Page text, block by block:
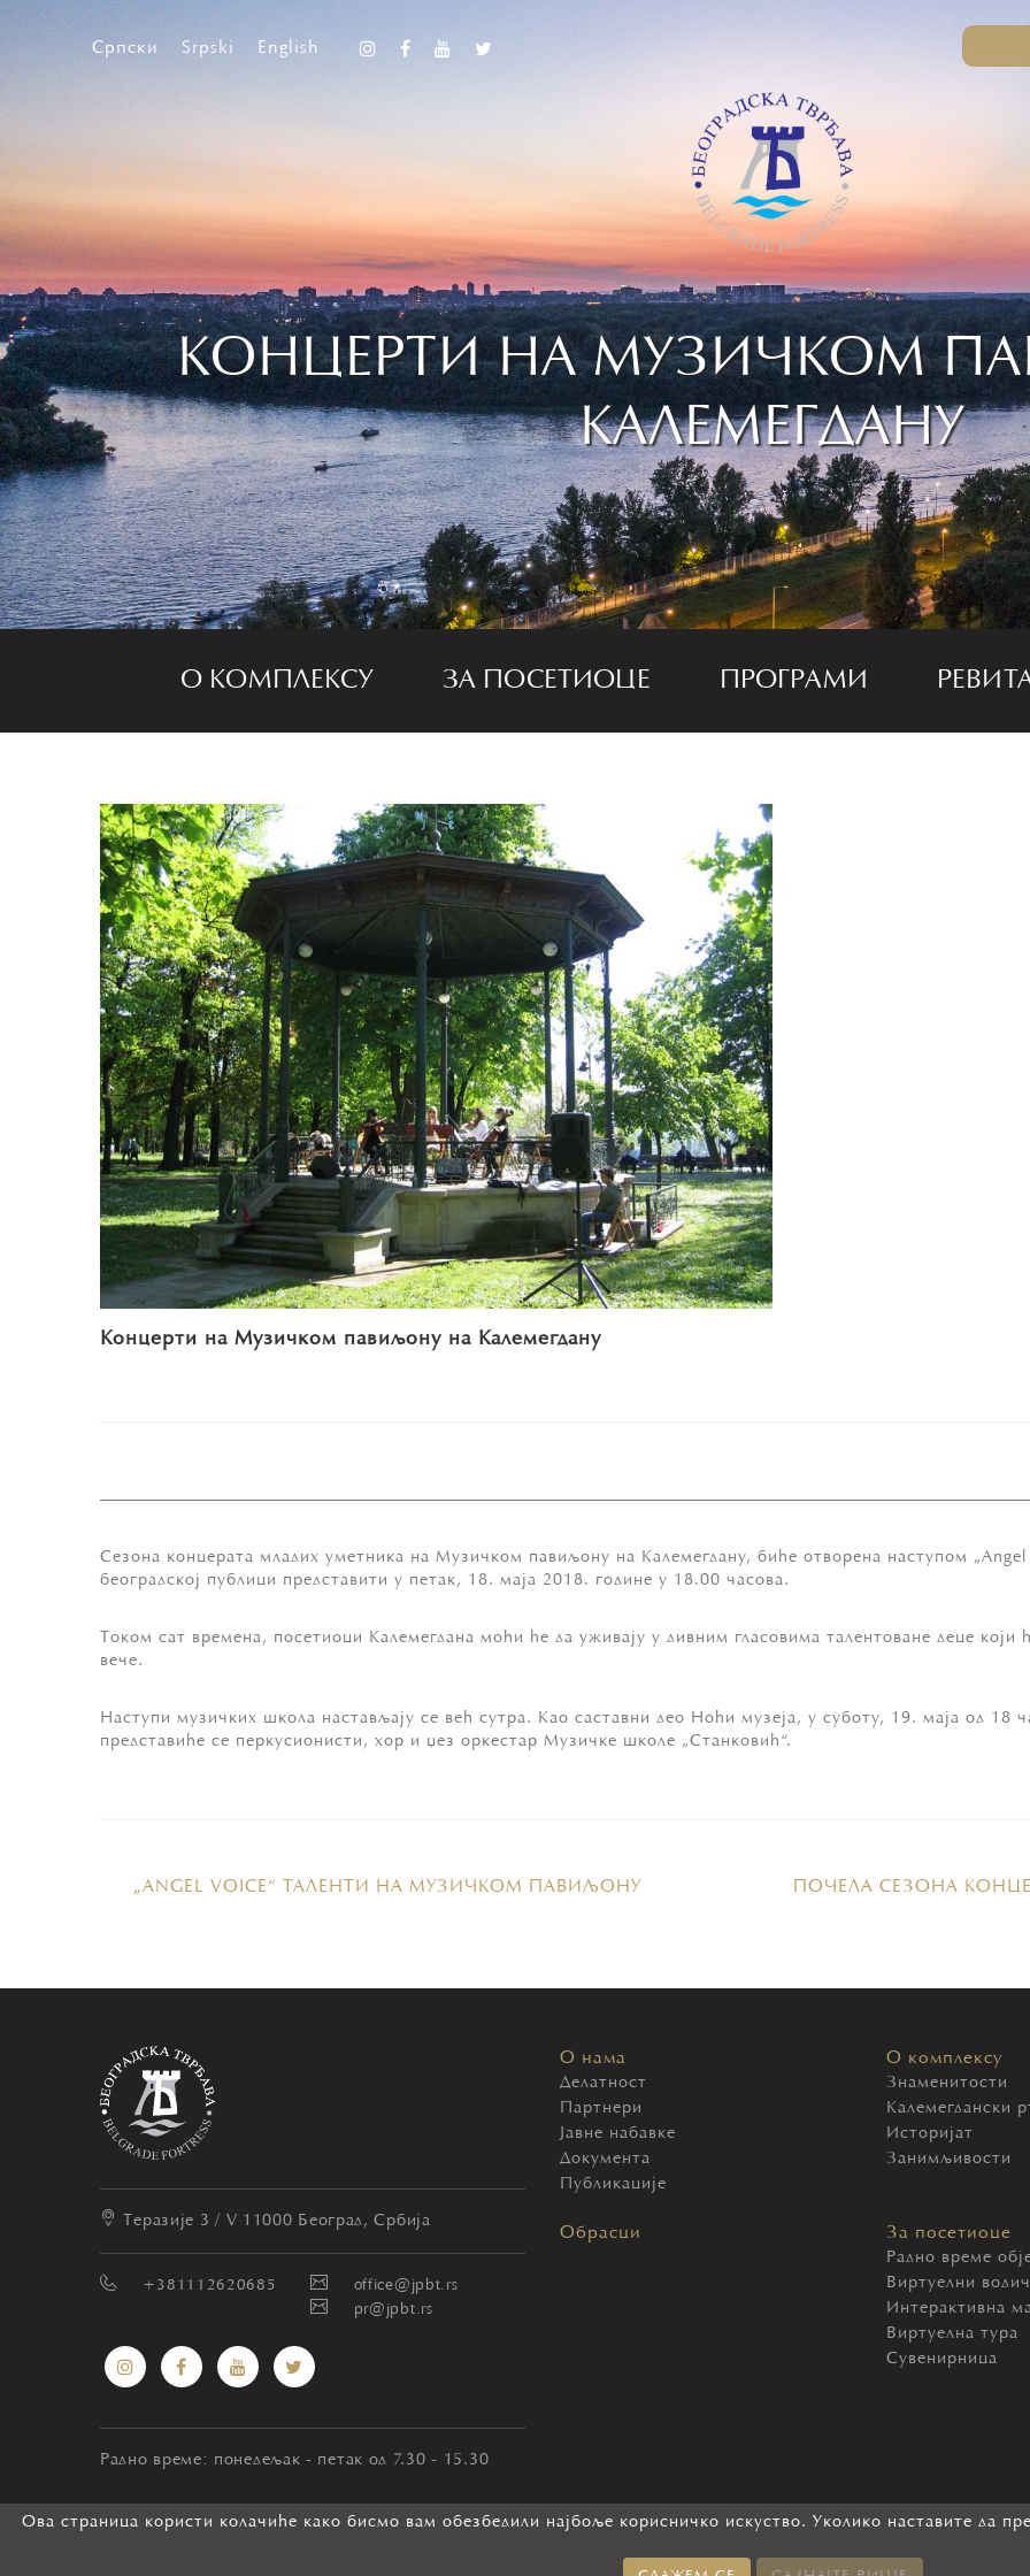
Српски Srpski English
КОНЦЕРТИ НА МУЗИЧКОМ
КАЛЕМЕГДАНУ
О КОМПЛЕКСУ ЗА ПОСЕТИОЦЕ ПРОГРАМИ
Концерти на Музичком павиљону на Калемегдану
Сезона концерата младих уметника на Музичком павиљону на Калемегдану, биће отворена наступом „Angel
београдској публици представити у петак, 18. маја 2018. године у 18.00 часова.
Током сат времена, посетиоци Калемегдана моћи ће да уживају у дивним гласовима талентоване деце
вече.
Наступи музичких школа настављају се већ сутра. Као саставни део Ноћи музеја, у суботу, 19. маја од 18
представиће се перкусионисти, хор и џез оркестар Музичке школе „Станковић“.
„ANGEL VOICE“ ТАЛЕНТИ НА МУЗИЧКОМ ПАВИЉОНУ
ПОЧЕЛА СЕЗОНА
Ова страница користи колачиће како бисмо вам обезбедили најбоље корисничко искуство. Уколико наставите да
Теразије 3 / V 11000 Београд, Србија
+381112620685
office@jpbt.rs
pr@jpbt.rs
Радно време: понедељак - петак од 7.30 - 15.30
О нама
Делатност
Партнери
Јавне набавке
Документа
Публикације
О комплексу
Знаменитости
Калемегдански
Историјат
Занимљивости
Обрасци За посетиоце
Радно време
Виртуелни водич
Интерактивна
Виртуелна тура
Сувенирница
2026 Београдска тврђава. Сва права задржана.